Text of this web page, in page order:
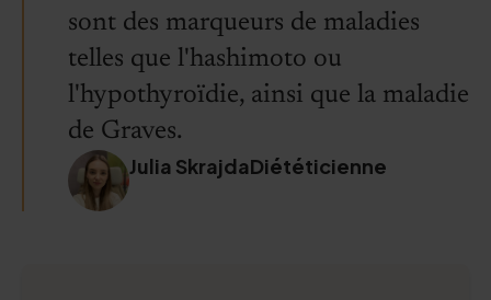
sont des marqueurs de maladies
telles que l'hashimoto ou
l'hypothyroïdie, ainsi que la maladie
de Graves.
Julia SkrajdaDiététicienne